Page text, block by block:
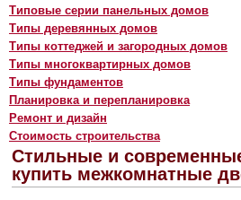
Типовые серии панельных домов
Типы деревянных домов
Типы коттеджей и загородных домов
Типы многоквартирных домов
Типы фундаментов
Планировка и перепланировка
Ремонт и дизайн
Стоимость строительства
Стильные и
купить межкомнатные